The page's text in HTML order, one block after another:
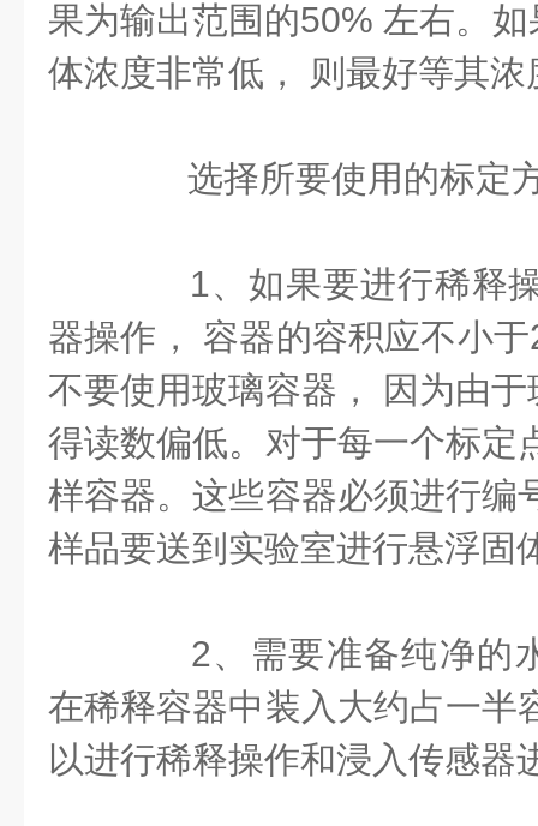
果为输出范围的50% 左右。
体浓度非常低， 则最好等其
选择所要使用的标定
1、如果要进行稀释操
器操作， 容器的容积应不小
不要使用玻璃容器， 因为由
得读数偏低。对于每一个标定
样容器。这些容器必须进行编
样品要送到实验室进行悬浮固
2、需要准备纯净的
在稀释容器中装入大约占一半
以进行稀释操作和浸入传感器